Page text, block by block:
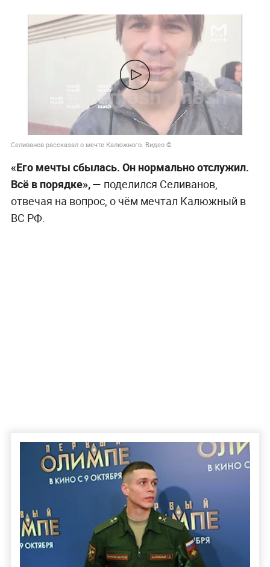
Селиванов рассказал о мечте Калюжного. Видео ©
«Его мечты сбылась. Он нормально отслужил.
Всё в порядке», — поделился Селиванов,
отвечая на вопрос, о чём мечтал Калюжный в
ВС РФ.